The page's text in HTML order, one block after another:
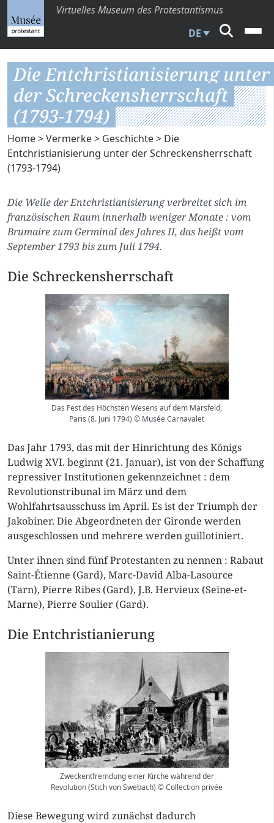
Virtuelles Museum des Protestantismus
DE
Die Entchristianisierung unter
der Schreckensherrschaft
(1793-1794)
Home>Vermerke> Geschichte> Die
Entchristianisierung unter der Schreckensherrschaft
(1793-1794)
Die Welle der Entchristianisierung verbreitet sich im
französischen Raum innerhalb weniger Monate : vom
Brumaire zum Germinal des Jahres II, das heißt vom
September 1793 bis zum Juli 1794.
Die Schreckensherrschaft
Das Fest des Höchsten Wesens auf dem Marsfeld,
Paris (8. Juni 1794) © Musée Carnavalet
Das Jahr 1793, das mit der Hinrichtung des Königs
Ludwig XVI. beginnt (21. Januar), ist von der Schaffung
repressiver Institutionen gekennzeichnet : dem
Revolutionstribunal im März und dem
Wohlfahrtsausschuss im April. Es ist der Triumph der
Jakobiner. Die Abgeordneten der Gironde werden
ausgeschlossen und mehrere werden guillotiniert.
Unter ihnen sind fünf Protestanten zu nennen : Rabaut
Saint-Étienne (Gard), Marc-David Alba-Lasource
(Tarn), Pierre Ribes (Gard), J.B. Hervieux (Seine-et-
Marne), Pierre Soulier (Gard).
Die Entchristianierung
Zweckentfremdung einer Kirche während der
Revolution (Stich von Swebach) © Collection privée
Diese Bewegung wird zunächst dadurch